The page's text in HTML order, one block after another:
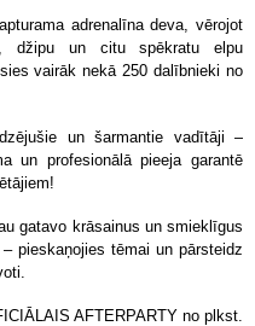
adrenalīna deva, vērojot
džipu un citu spēkratu elpu
vairāk nekā 250 dalībnieki no
un šarmantie vadītāji –
un profesionālā pieeja garantē
gatavo krāsainus un smieklīgus
pieskaņojies tēmai un pārsteidz
AFTERPARTY no plkst.